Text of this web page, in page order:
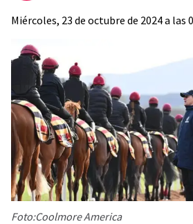
Miércoles, 23 de octubre de 2024 a las
Foto:Coolmore America